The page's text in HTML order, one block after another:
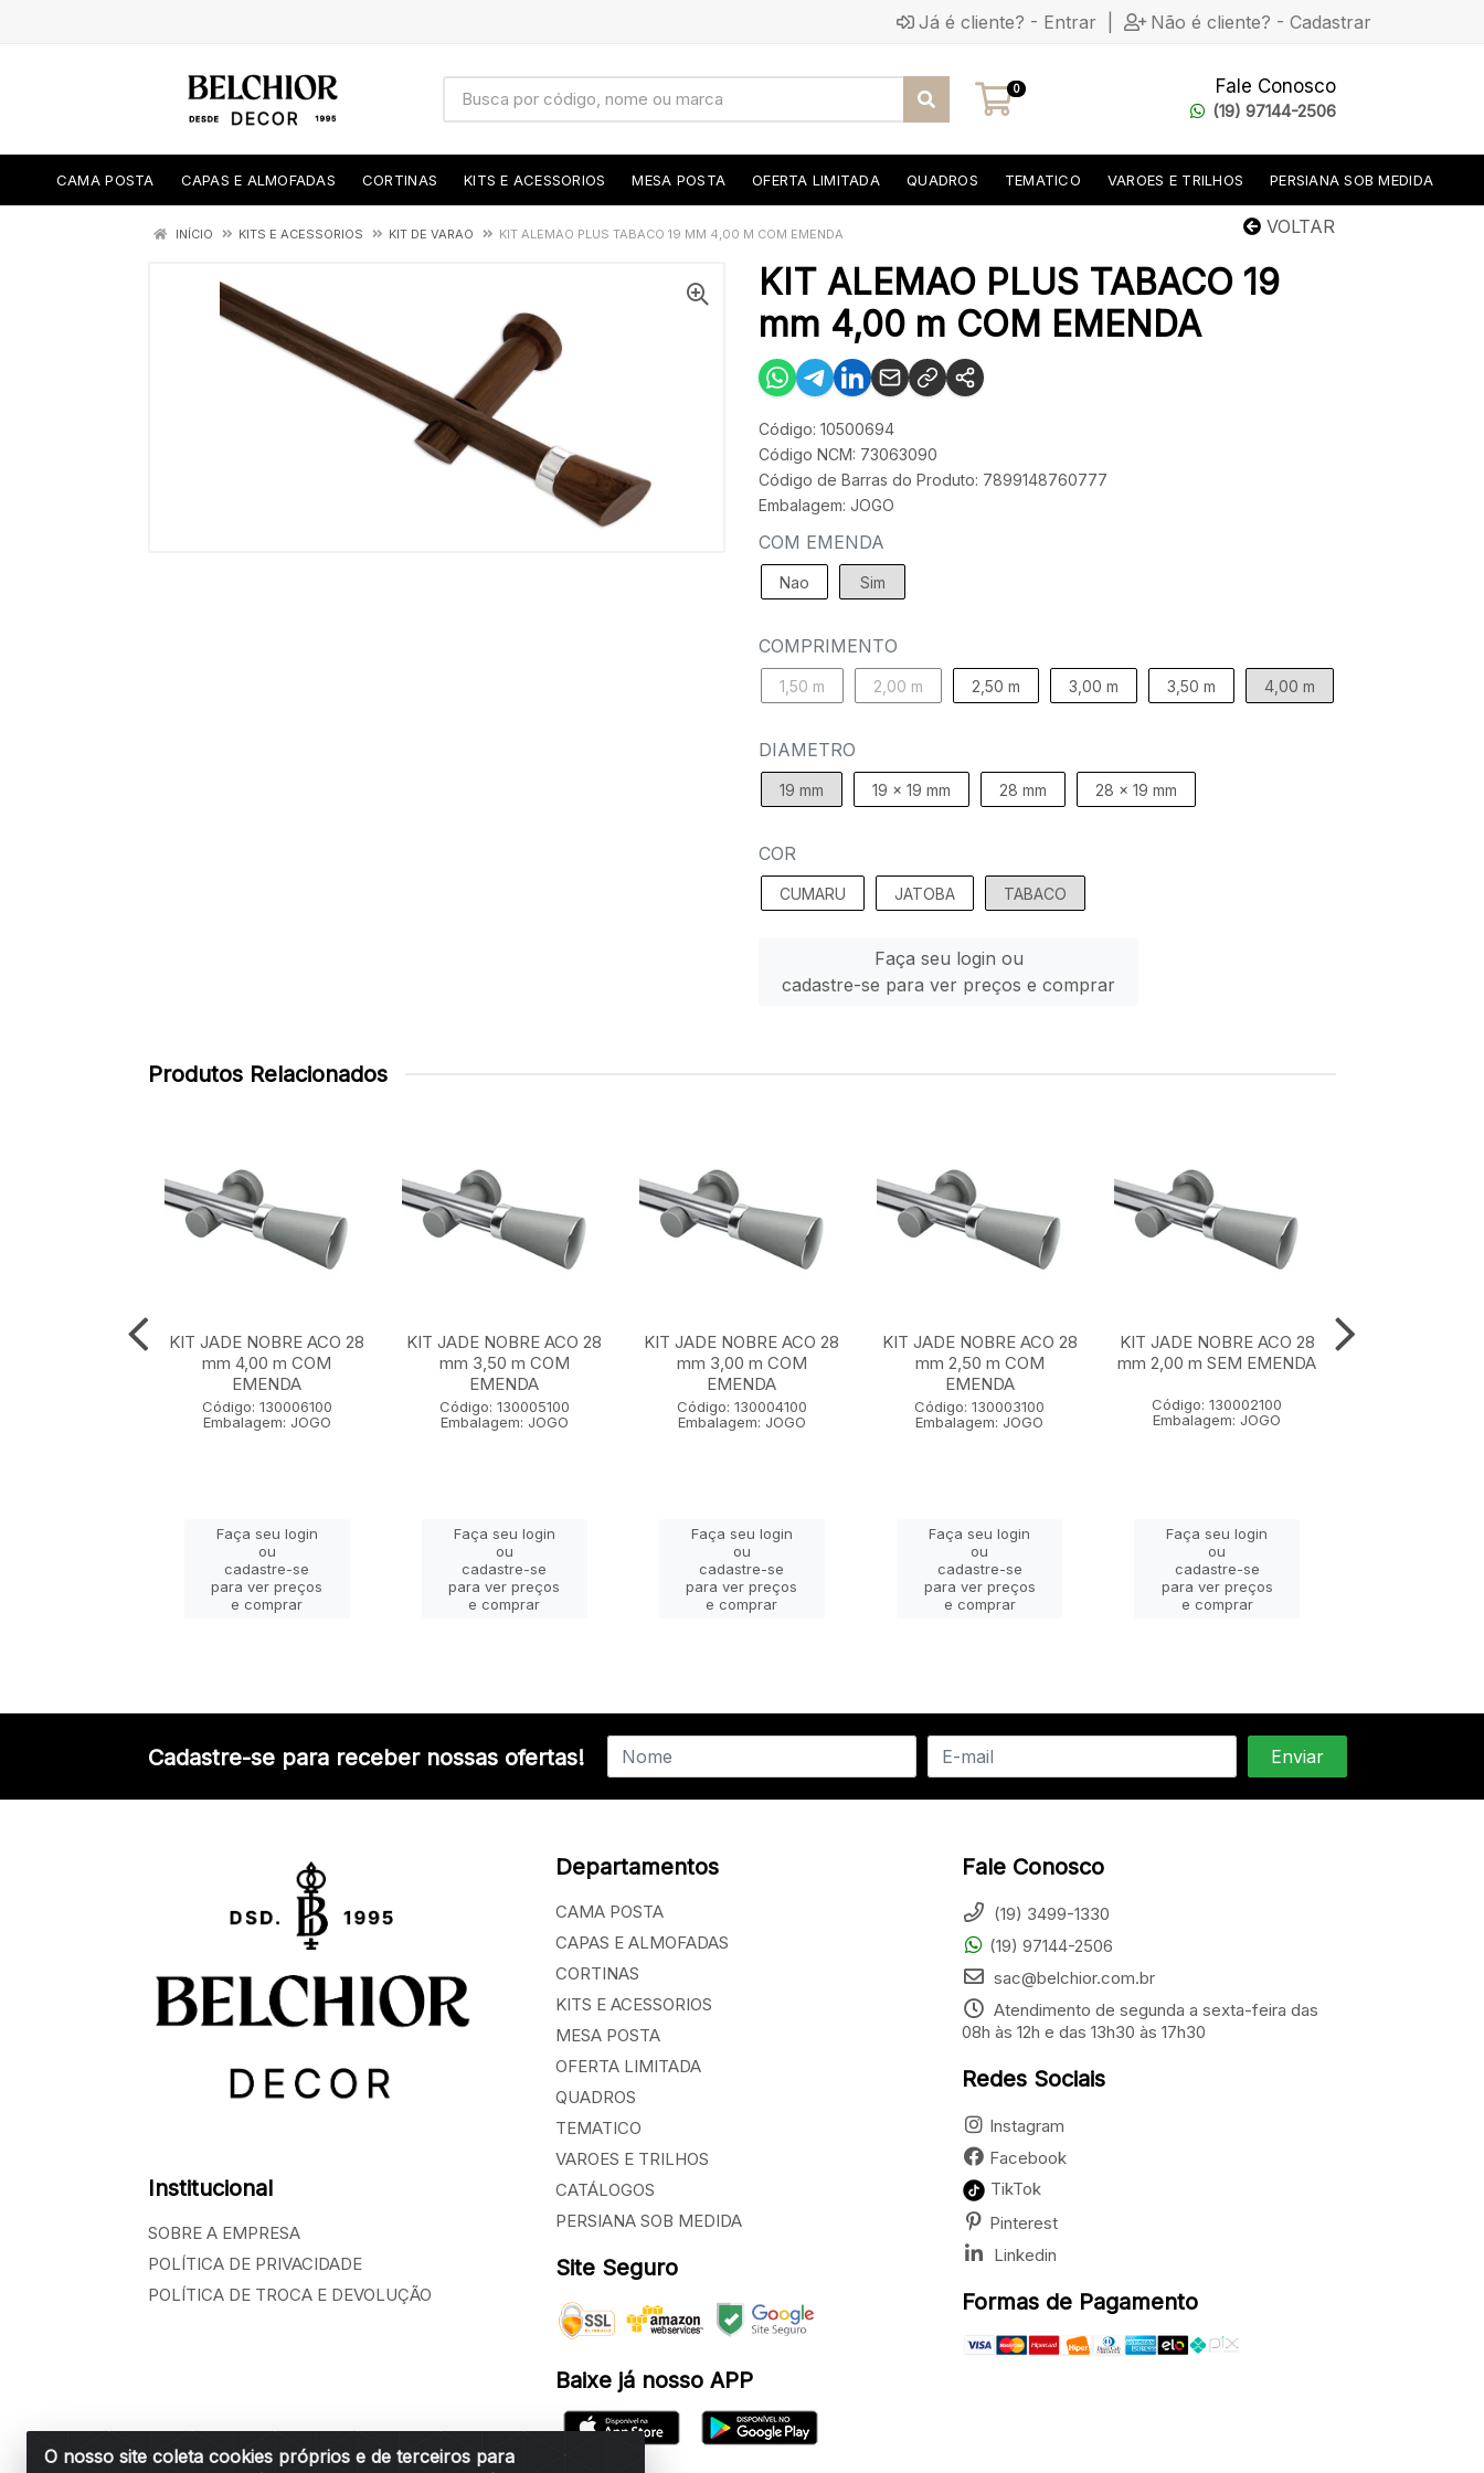
Já é cliente? - Entrar Não é cliente? - Cadastrar
0 Fale Conosco
(19) 97144-2506
CAMA POSTA CAPAS E ALMOFADAS CORTINAS KITS E ACESSORIOS MESA POSTA OFERTA LIMITADA QUADROS TEMATICO VAROES E TRILHOS PERSIANA SOB MEDIDA
VOLTAR
INÍCIO KITS E ACESSORIOS KIT DE VARAO KIT ALEMAO PLUS TABACO 19 MM 4,00 M COM EMENDA
KIT ALEMAO PLUS TABACO 19
mm 4,00 m COM EMENDA
Código: 10500694
Código NCM: 73063090
Código de Barras do Produto: 7899148760777
Embalagem: JOGO
COM EMENDA
Nao Sim
COMPRIMENTO
1,50 m 2,00 m 2,50 m 3,00 m 3,50 m 4,00 m
DIAMETRO
19 mm 19 x 19 mm 28 mm 28 x 19 mm
COR
CUMARU JATOBA TABACO
Faça seu login ou
cadastre-se para ver preços e comprar
Produtos Relacionados
KIT JADE NOBRE ACO 28
mm 4,00 m COM
EMENDA
Código: 130006100
Embalagem: JOGO
Faça seu login
ou
cadastre-se
para ver preços
e comprar
KIT JADE NOBRE ACO 28
mm 3,50 m COM
EMENDA
Código: 130005100
Embalagem: JOGO
Faça seu login
ou
cadastre-se
para ver preços
e comprar
KIT JADE NOBRE ACO 28
mm 3,00 m COM
EMENDA
Código: 130004100
Embalagem: JOGO
Faça seu login
ou
cadastre-se
para ver preços
e comprar
KIT JADE NOBRE ACO 28
mm 2,50 m COM
EMENDA
Código: 130003100
Embalagem: JOGO
Faça seu login
ou
cadastre-se
para ver preços
e comprar
KIT JADE NOBRE ACO 28
mm 2,00 m SEM EMENDA
Código: 130002100
Embalagem: JOGO
Faça seu login
ou
cadastre-se
para ver preços
e comprar
O nosso site coleta cookies próprios e de terceiros para
Cadastre-se para receber nossas ofertas!
Institucional
SOBRE A EMPRESA
POLÍTICA DE PRIVACIDADE
POLÍTICA DE TROCA E DEVOLUÇÃO
Departamentos
CAMA POSTA
CAPAS E ALMOFADAS
CORTINAS
KITS E ACESSORIOS
MESA POSTA
OFERTA LIMITADA
QUADROS
TEMATICO
VAROES E TRILHOS
CATÁLOGOS
PERSIANA SOB MEDIDA
Site Seguro
Baixe já nosso APP
Fale Conosco
(19) 3499-1330
(19) 97144-2506
sac@belchior.com.br
Atendimento de segunda a sexta-feira das
08h às 12h e das 13h30 às 17h30
Redes Sociais
Instagram
Facebook
TikTok
Pinterest
Linkedin
Formas de Pagamento